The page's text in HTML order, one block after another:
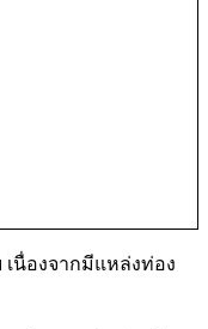
นื่องจากมีแหล่งท่อง